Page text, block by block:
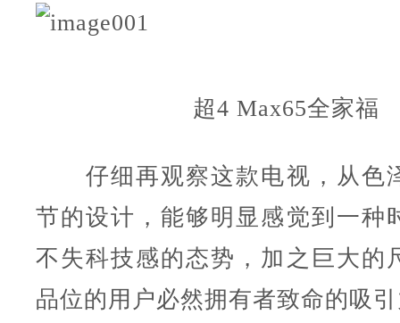
超4 Max65全家福
仔细再观察这款电视，从色
节的设计，能够明显感觉到一种
不失科技感的态势，加之巨大的
品位的用户必然拥有者致命的吸